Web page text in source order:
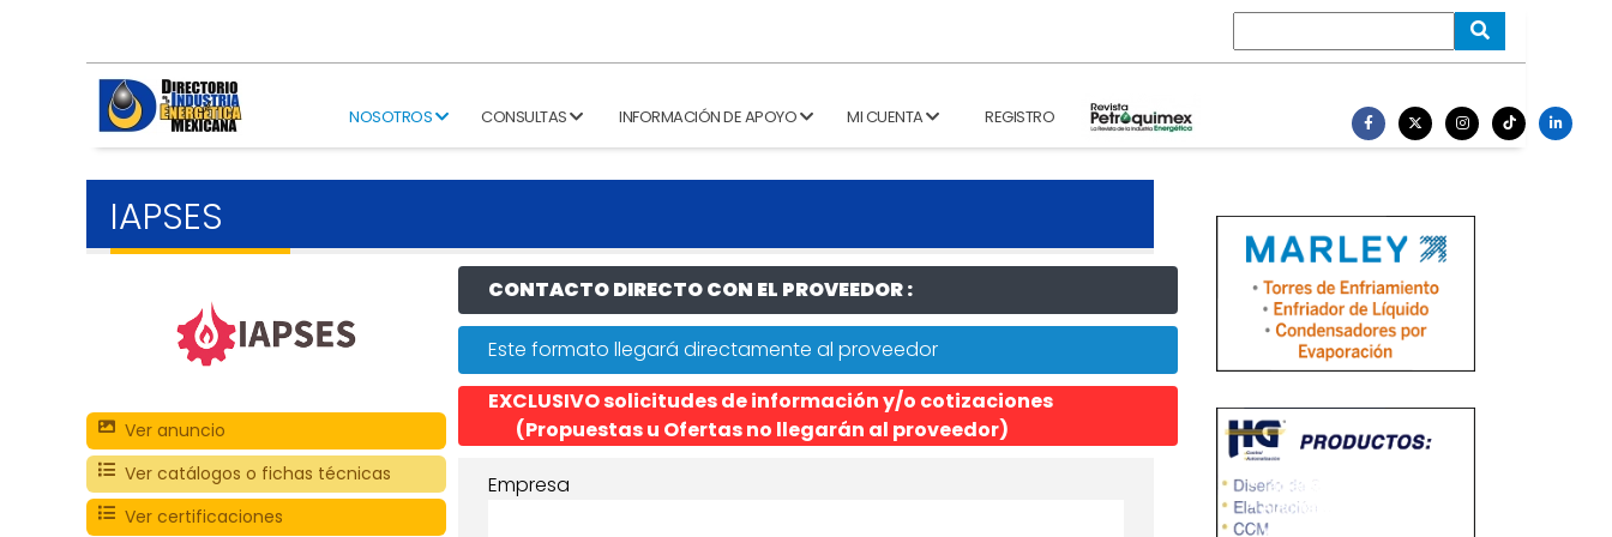
NOSOTROS CONSULTAS INFORMACIÓN DE APOYO MI CUENTA REGISTRO
IAPSES
Ver anuncio
Ver catálogos o fichas técnicas
Ver certificaciones
CONTACTO DIRECTO CON EL PROVEEDOR :
Este formato llegará directamente al proveedor
EXCLUSIVO solicitudes de información y/o cotizaciones
(Propuestas u Ofertas no llegarán al proveedor)
Empresa